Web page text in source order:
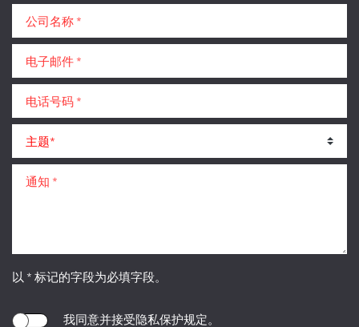
以 * 标记的字段为必填字段。
隐私保护 *我同意并接受隐私保护规定。